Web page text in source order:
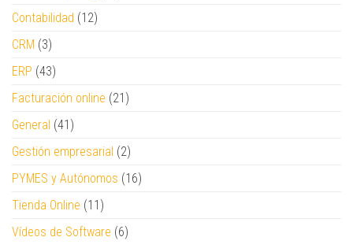
Contabilidad (12)
CRM (3)
ERP (43)
Facturación online (21)
General (41)
Gestión empresarial (2)
PYMES y Autónomos (16)
Tienda Online (11)
Vídeos de Software (6)